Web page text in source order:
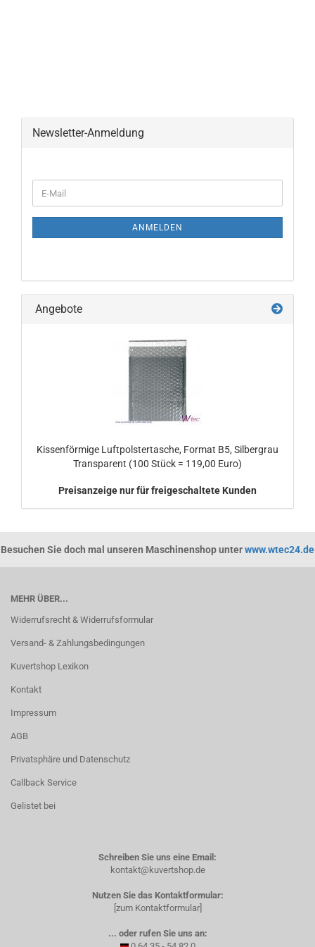
Newsletter-Anmeldung
ZUR
E-
Mail
ANMELDEN
Angebote
Kissenförmige Luftpolstertasche, Format B5, Silbergrau
Transparent (100 Stück = 119,00 Euro)
Preisanzeige nur für freigeschaltete Kunden
Besuchen Sie doch mal unseren Maschinenshop unterwww.wtec24.de
MEHR ÜBER...
Widerrufsrecht & Widerrufsformular
Versand- & Zahlungsbedingungen
Kuvertshop Lexikon
Kontakt
Impressum
AGB
Privatsphäre und Datenschutz
Callback Service
Gelistet bei
Schreiben Sie uns eine Email:
kontakt@kuvertshop.de
Nutzen Sie das Kontaktformular:
[zum Kontaktformular]
... oder rufen Sie uns an: